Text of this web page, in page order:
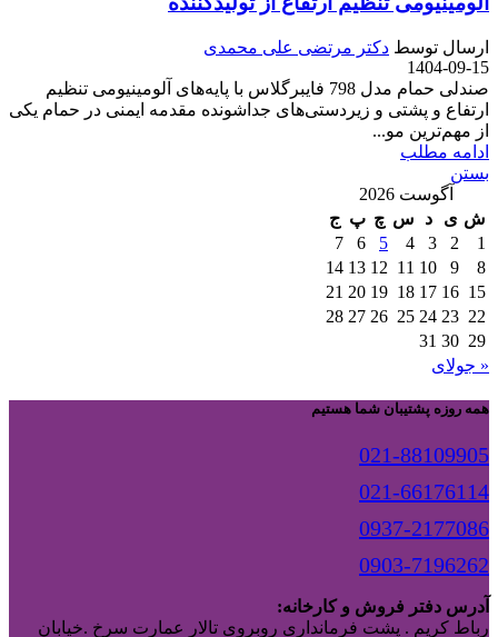
ارسال توسط دکتر مرتضی علی محمدی
1404-09-15
صندلی حمام مدل 798 فایبرگلاس با پایه‌های آلومینیومی تنظیم
ارتفاع و پشتی و زیردستی‌های جداشونده مقدمه ایمنی در حمام یکی
از مهم‌ترین مو...
ادامه مطلب
بستن
آگوست 2026
ش ی د س چ پ ج
1
2
3
4
5
6
7
8
9
10
11
12
13
14
15
16
17
18
19
20
21
22
23
24
25
26
27
28
29
30
31
« جولای
همه روزه پشتیبان شما هستیم
021-88109905
021-66176114
0937-2177086
0903-7196262
آدرس دفتر فروش و کارخانه:
رباط کریم . پشت فرمانداری روبروی تالار عمارت سرخ .خیابان